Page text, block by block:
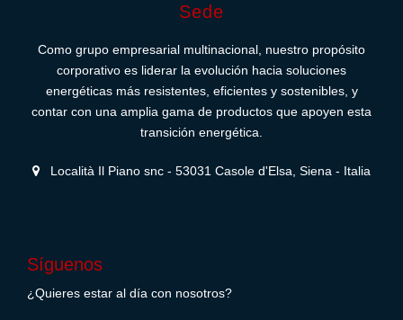
Sede
Como grupo empresarial multinacional, nuestro propósito
corporativo es liderar la evolución hacia soluciones
energéticas más resistentes, eficientes y sostenibles, y
contar con una amplia gama de productos que apoyen esta
transición energética.
Località Il Piano snc - 53031 Casole d'Elsa, Siena - Italia
Síguenos
¿Quieres estar al día con nosotros?